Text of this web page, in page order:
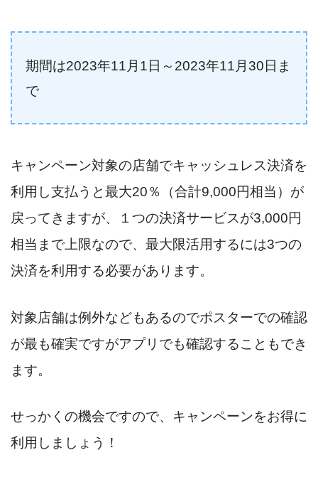
期間は2023年11月1日～2023年11月30日ま
で
キャンペーン対象の店舗でキャッシュレス決済を
利用し支払うと最大20％（合計9,000円相当）が
戻ってきますが、１つの決済サービスが3,000円
相当まで上限なので、最大限活用するには3つの
決済を利用する必要があります。
対象店舗は例外などもあるのでポスターでの確認
が最も確実ですがアプリでも確認することもでき
ます。
せっかくの機会ですので、キャンペーンをお得に
利用しましょう！